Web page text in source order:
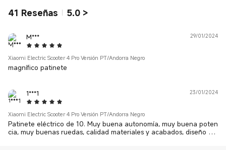
41 Reseñas 5.0 >
M***
5 Star
29/01/2024
Xiaomi Electric Scooter 4 Pro Versión PT/Andorra Negro
magnífico patinete
1***1
5 Star
23/01/2024
Xiaomi Electric Scooter 4 Pro Versión PT/Andorra Negro
Patinete eléctrico de 10. Muy buena autonomía, muy buena poten
cia, muy buenas ruedas, calidad materiales y acabados, diseño mu